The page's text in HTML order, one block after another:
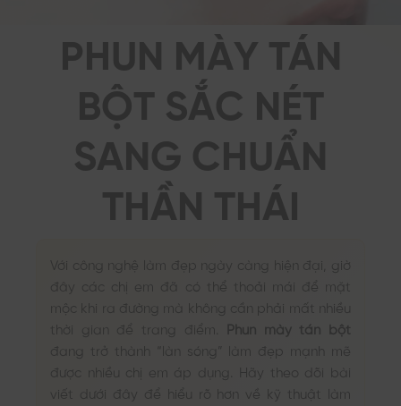
PHUN MÀY TÁN
BỘT SẮC NÉT
SANG CHUẨN
THẦN THÁI
Với công nghệ làm đẹp ngày càng hiện đại, giờ
đây các chị em đã có thể thoải mái để mặt
mộc khi ra đường mà không cần phải mất nhiều
thời gian để trang điểm.
Phun mày tán bột
đang trở thành “làn sóng” làm đẹp mạnh mẽ
được nhiều chị em áp dụng. Hãy theo dõi bài
viết dưới đây để hiểu rõ hơn về kỹ thuật làm